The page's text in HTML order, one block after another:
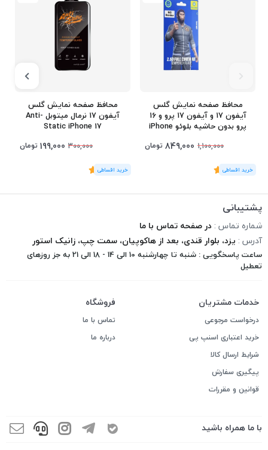
محافظ صفحه نمایش گلس
آیفون 17 و آیفون 17 پرو و 16
پرو بدون حاشیه بلوئو iPhone
1,100,000
849,000 تومان
(1رای)
5
محافظ صفحه نمایش گلس
آیفون 17 نرمال میتوبل Anti-
Static iPhone 17
300,000
199,000 تومان
(1رای)
5
پشتیبانی
شماره تماس : در صفحه تماس با ما
آدرس : یزد، بلوار قندی، بعد از هاکوپیان، سمت چپ، زانیک استور
ساعت پاسخگویی : شنبه تا چهارشنبه 10 الی 14 - 18 الی 21 به جز روزهای
تعطیل
خدمات مشتریان
درخواست مرجوعی
خرید اعتباری اسنپ پی
شرایط ارسال کالا
پیگیری سفارش
قوانین و مقررات
فروشگاه
تماس با ما
درباره ما
با ما همراه باشید